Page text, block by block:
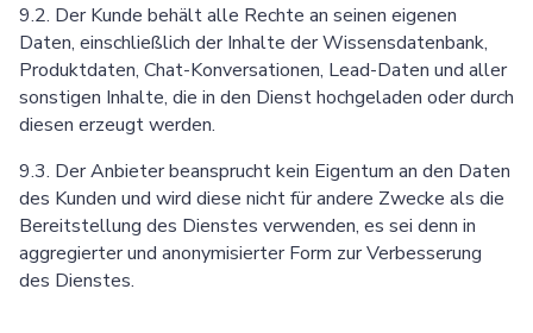
9.2. Der Kunde behält alle Rechte an seinen eigenen
Daten, einschließlich der Inhalte der Wissensdatenbank,
Produktdaten, Chat-Konversationen, Lead-Daten und aller
sonstigen Inhalte, die in den Dienst hochgeladen oder durch
diesen erzeugt werden.
9.3. Der Anbieter beansprucht kein Eigentum an den Daten
des Kunden und wird diese nicht für andere Zwecke als die
Bereitstellung des Dienstes verwenden, es sei denn in
aggregierter und anonymisierter Form zur Verbesserung
des Dienstes.